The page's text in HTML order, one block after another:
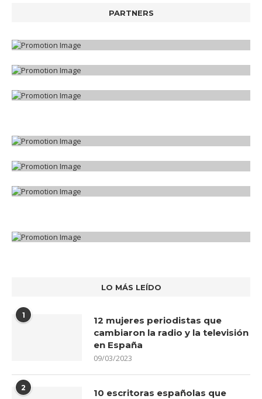
PARTNERS
LO MÁS LEÍDO
1
12 mujeres periodistas que
cambiaron la radio y la televisión
en España
09/03/2023
2
10 escritoras españolas que